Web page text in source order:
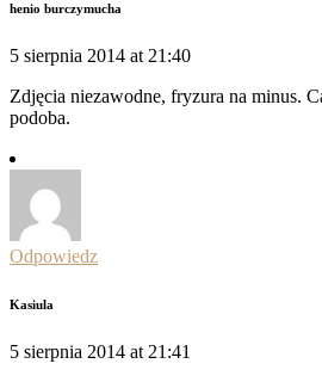
henio burczymucha
5 sierpnia 2014 at 21:40
Zdjęcia niezawodne, fryzura na minus.
podoba.
Odpowiedz
Kasiula
5 sierpnia 2014 at 21:41